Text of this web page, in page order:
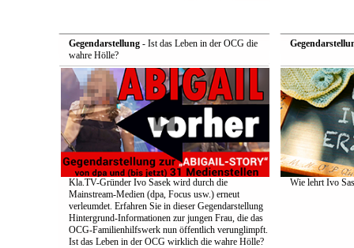
Gegendarstellung- Ist das Leben in der OCG die
wahre Hölle?
Kla.TV-Gründer Ivo Sasek wird durch die
Mainstream-Medien (dpa, Focus usw.) erneut
verleumdet. Erfahren Sie in dieser Gegendarstellung
Hintergrund-Informationen zur jungen Frau, die das
OCG-Familienhilfswerk nun öffentlich verunglimpft.
Ist das Leben in der OCG wirklich die wahre Hölle?
Wie lehrt Ivo